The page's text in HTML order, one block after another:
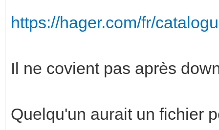
https://hager.com/fr/
Il ne covient pas après
Quelqu'un aurait un fichier